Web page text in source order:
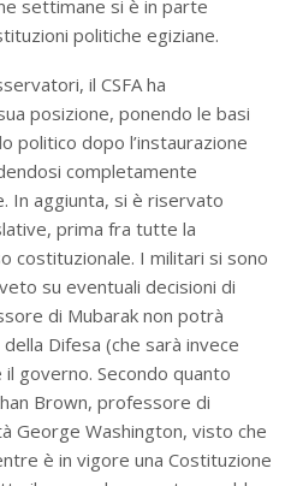
settimane si è in parte
politiche egiziane.
il CSFA ha
posizione, ponendo le basi
politico dopo l’instaurazione
completamente
In aggiunta, si è riservato
prima fra tutte la
costituzionale. I militari si sono
su eventuali decisioni di
di Mubarak non potrà
Difesa (che sarà invece
il governo. Secondo quanto
Brown, professore di
George Washington, visto che
è in vigore una Costituzione